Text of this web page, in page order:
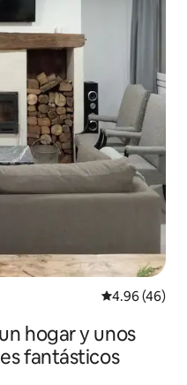
Calificación
4.96 (46)
hogar y unos
fantásticos